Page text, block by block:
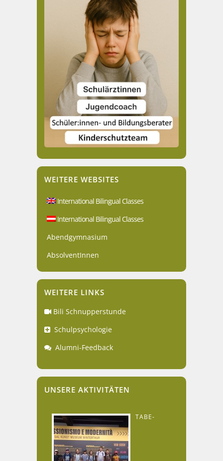
WEITERE WEBSITES
International Bilingual Classes
International Bilingual Classes
Abendgymnasium
AbsolventInnen
WEITERE LINKS
Bili Schnupperstunde
Schulpsychologie
Alumni-Feedback
UNSERE AKTIVITÄTEN
TABE-